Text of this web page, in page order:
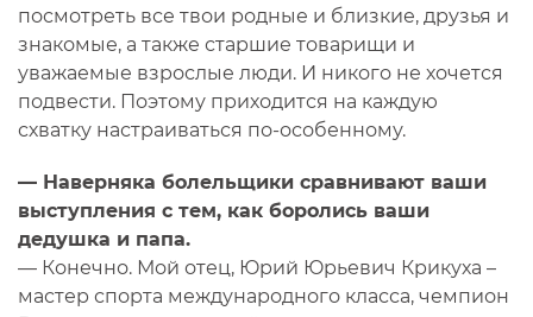
посмотреть все твои родные и близкие, друзья и
знакомые, а также старшие товарищи и
уважаемые взрослые люди. И никого не хочется
подвести. Поэтому приходится на каждую
схватку настраиваться по-особенному.
— Наверняка болельщики сравнивают ваши
выступления с тем, как боролись ваши
дедушка и папа.
— Конечно. Мой отец, Юрий Юрьевич Крикуха –
мастер спорта международного класса, чемпион